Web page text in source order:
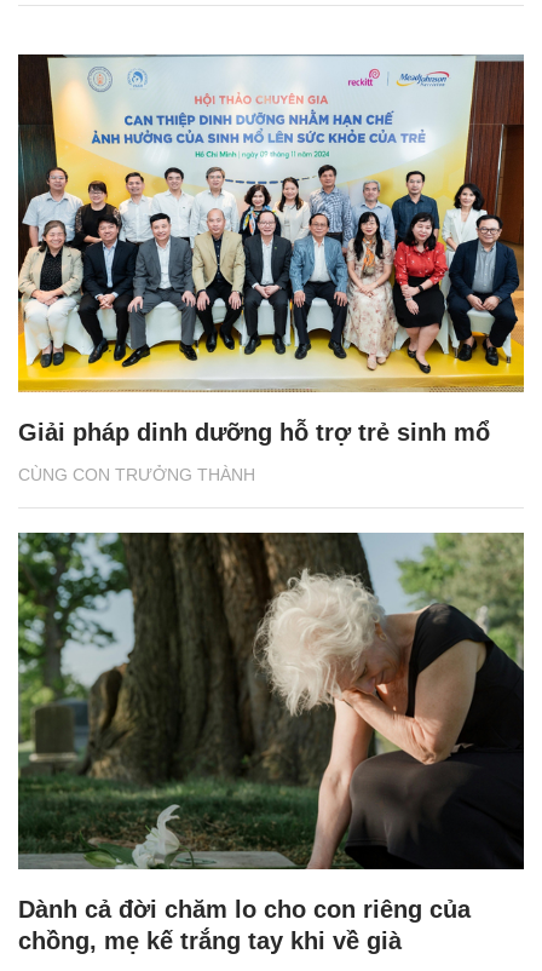
CÙNG CON TRƯỞNG THÀNH
Giải pháp dinh dưỡng hỗ trợ trẻ sinh mổ
Dành cả đời chăm lo cho con riêng của
chồng, mẹ kế trắng tay khi về già